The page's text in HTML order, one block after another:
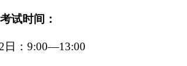
考试时间：
日：9:00—13:00